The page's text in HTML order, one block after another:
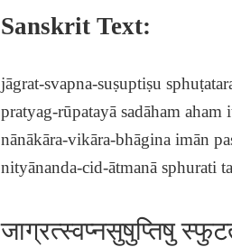
Sanskrit Text:
jāgrat-svapna-suṣuptiṣu
pratyag-rūpatayā sadāham
nānākāra-vikāra-bhāgina imān
nityānanda-cid-ātmanā sphurati
जाग्रत्स्वप्नसुषुप्तिषु